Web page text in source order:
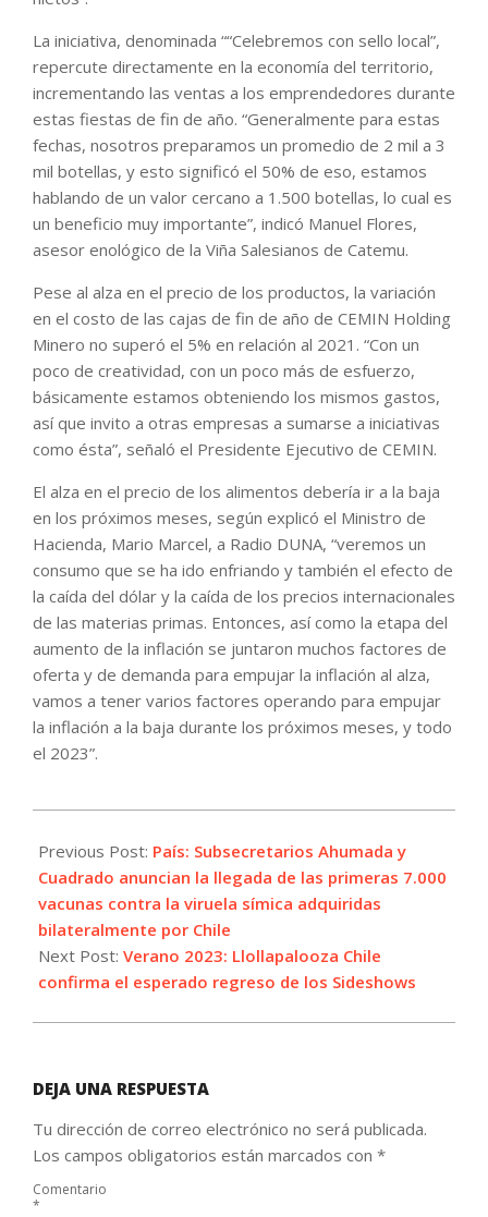
La iniciativa, denominada ““Celebremos con sello local”,
repercute directamente en la economía del territorio,
incrementando las ventas a los emprendedores durante
estas fiestas de fin de año. “Generalmente para estas
fechas, nosotros preparamos un promedio de 2 mil a 3
mil botellas, y esto significó el 50% de eso, estamos
hablando de un valor cercano a 1.500 botellas, lo cual es
un beneficio muy importante”, indicó Manuel Flores,
asesor enológico de la Viña Salesianos de Catemu.
Pese al alza en el precio de los productos, la variación
en el costo de las cajas de fin de año de CEMIN Holding
Minero no superó el 5% en relación al 2021. “Con un
poco de creatividad, con un poco más de esfuerzo,
básicamente estamos obteniendo los mismos gastos,
así que invito a otras empresas a sumarse a iniciativas
como ésta”, señaló el Presidente Ejecutivo de CEMIN.
El alza en el precio de los alimentos debería ir a la baja
en los próximos meses, según explicó el Ministro de
Hacienda, Mario Marcel, a Radio DUNA, “veremos un
consumo que se ha ido enfriando y también el efecto de
la caída del dólar y la caída de los precios internacionales
de las materias primas. Entonces, así como la etapa del
aumento de la inflación se juntaron muchos factores de
oferta y de demanda para empujar la inflación al alza,
vamos a tener varios factores operando para empujar
la inflación a la baja durante los próximos meses, y todo
el 2023”.
12-
21
Previous Post: País: Subsecretarios Ahumada y
Cuadrado anuncian la llegada de las primeras 7.000
vacunas contra la viruela símica adquiridas
bilateralmente por Chile
Next Post: Verano 2023: Llollapalooza Chile
confirma el esperado regreso de los Sideshows
DEJA UNA RESPUESTA
Tu dirección de correo electrónico no será publicada.
Los campos obligatorios están marcados con *
Comentario
*